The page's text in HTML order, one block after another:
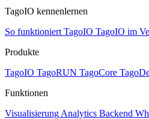
TagoIO kennenlernen
So funktioniert TagoIO TagoIO im
Produkte
TagoIO TagoRUN TagoCore
Funktionen
Visualisierung Analytics Backend